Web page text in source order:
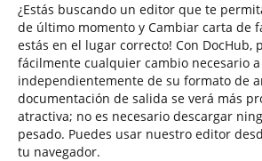
¿Estás buscando un editor que te
de último momento y Cambiar carta de
estás en el lugar correcto! Con DocHub,
fácilmente cualquier cambio necesario
independientemente de su formato de
documentación de salida se verá más
atractiva; no es necesario descargar
pesado. Puedes usar nuestro editor
tu navegador.